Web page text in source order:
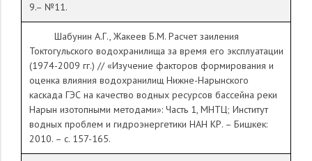
9.– №11.
Шабунин А.Г., Жакеев Б.М. Расчет заиления
Токтогульского водохранилища за время его эксплуатации
(1974-2009 гг.) // «Изучение факторов формирования и
оценка влияния водохранилищ Нижне-Нарынского
каскада ГЭС на качество водных ресурсов бассейна реки
Нарын изотопными методами»: Часть 1, МНТЦ; Институт
водных проблем и гидроэнергетики НАН КР. – Бишкек:
2010. – с. 157-165.